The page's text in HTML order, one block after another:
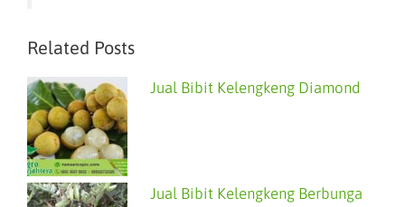
Related Posts
Jual Bibit Kelengkeng Diamond
Jual Bibit Kelengkeng Berbunga